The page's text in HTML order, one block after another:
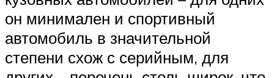
он минимален и спортивный
автомобиль в значительной
степени схож с серийным, для